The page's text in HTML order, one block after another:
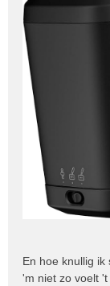
En hoe knullig ik
'm niet zo voelt